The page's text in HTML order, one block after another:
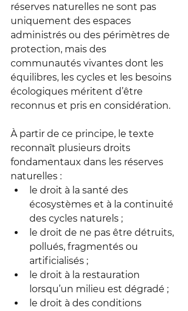
réserves naturelles ne sont pas
uniquement des espaces
administrés ou des périmètres de
protection, mais des
communautés vivantes dont les
équilibres, les cycles et les besoins
écologiques méritent d’être
reconnus et pris en considération.
À partir de ce principe, le texte
reconnaît plusieurs droits
fondamentaux dans les réserves
naturelles :
le droit à la santé des
écosystèmes et à la continuité
des cycles naturels ;
le droit de ne pas être détruits,
pollués, fragmentés ou
artificialisés ;
le droit à la restauration
lorsqu’un milieu est dégradé ;
le droit à des conditions